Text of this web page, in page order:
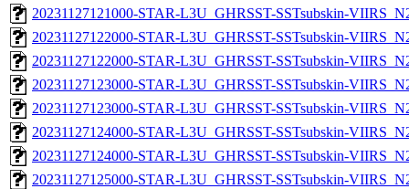
20231127121000-STAR-L3U_GHRSST-SSTsubskin-
20231127122000-STAR-L3U_GHRSST-SSTsubskin-
20231127122000-STAR-L3U_GHRSST-SSTsubskin-
20231127123000-STAR-L3U_GHRSST-SSTsubskin-
20231127123000-STAR-L3U_GHRSST-SSTsubskin-
20231127124000-STAR-L3U_GHRSST-SSTsubskin-
20231127124000-STAR-L3U_GHRSST-SSTsubskin-
20231127125000-STAR-L3U_GHRSST-SSTsubskin-